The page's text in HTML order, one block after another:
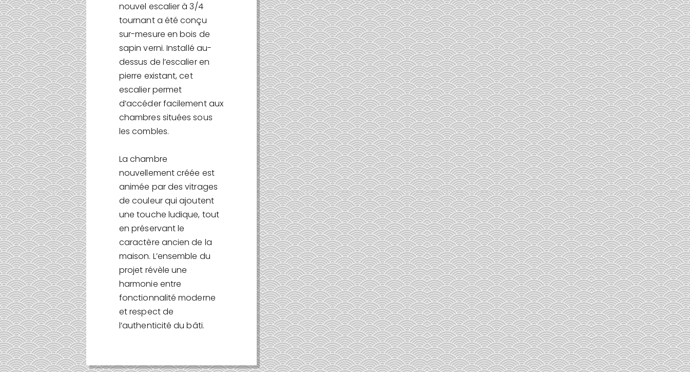
nouvel escalier à 3/4
tournant a été conçu
sur-mesure en bois de
sapin verni. Installé au-
dessus de l’escalier en
pierre existant, cet
escalier permet
d’accéder facilement aux
chambres situées sous
les combles.
La chambre
nouvellement créée est
animée par des vitrages
de couleur qui ajoutent
une touche ludique, tout
en préservant le
caractère ancien de la
maison. L’ensemble du
projet révèle une
harmonie entre
fonctionnalité moderne
et respect de
l’authenticité du bâti.